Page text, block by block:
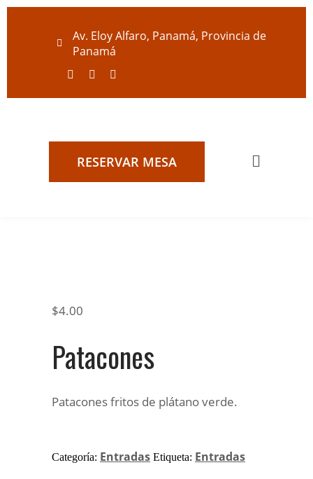
Av. Eloy Alfaro, Panamá, Provincia de
Panamá
RESERVAR MESA
$4.00
Patacones
Patacones fritos de plátano verde.
Categoría: Entradas Etiqueta: Entradas